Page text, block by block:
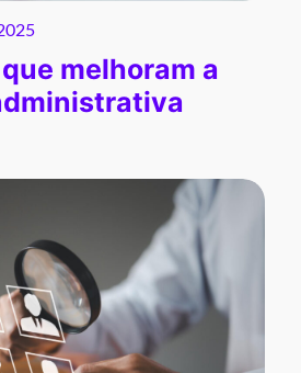
melhoram a